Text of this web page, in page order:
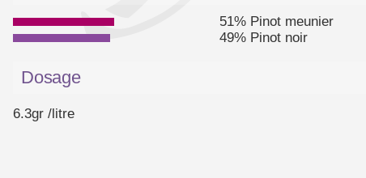
51% Pinot meunier
49% Pinot noir
Dosage
6.3gr /litre